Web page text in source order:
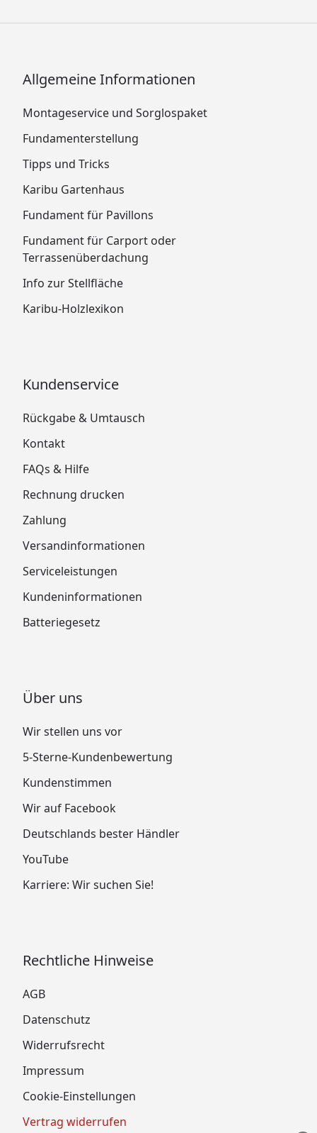
Allgemeine Informationen
Montageservice und Sorglospaket
Fundamenterstellung
Tipps und Tricks
Karibu Gartenhaus
Fundament für Pavillons
Fundament für Carport oder
Terrassenüberdachung
Info zur Stellfläche
Karibu-Holzlexikon
Kundenservice
Rückgabe & Umtausch
Kontakt
FAQs & Hilfe
Rechnung drucken
Zahlung
Versandinformationen
Serviceleistungen
Kundeninformationen
Batteriegesetz
Über uns
Wir stellen uns vor
5-Sterne-Kundenbewertung
Kundenstimmen
Wir auf Facebook
Deutschlands bester Händler
YouTube
Karriere: Wir suchen Sie!
Rechtliche Hinweise
AGB
Datenschutz
Widerrufsrecht
Impressum
Cookie-Einstellungen
Vertrag widerrufen